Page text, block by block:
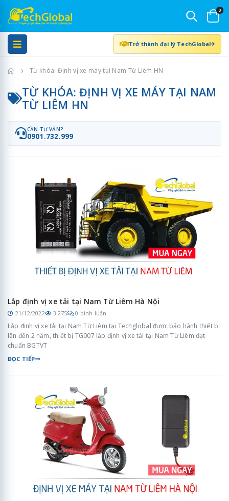
0
Trở thành đại lý TechGlobal
Trang chủTừ khóa: Định vị xe máy tại Nam Từ Liêm HN
TỪ KHÓA: ĐỊNH VỊ XE MÁY TẠI NAM
TỪ LIÊM HN
CẦN TƯ VẤN?
0901.732.999
Lắp định vị xe tải tại Nam Từ Liêm Hà Nội
21/12/2022 3.275 0 bình luận
Lắp định vị xe tải tại Nam Từ Liêm tại Techglobal được bảo hành thiết bị
lên đến 2 năm, thiết bị TG007 lắp định vị xe tải tại Nam Từ Liêm đạt
chuẩn BGTVT
ĐỌC TIẾP